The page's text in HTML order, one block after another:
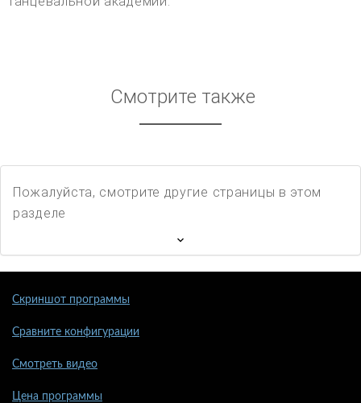
Смотрите также
Пожалуйста, смотрите другие страницы в этом
разделе
Скриншот программы
Сравните конфигурации
Смотреть видео
Цена программы